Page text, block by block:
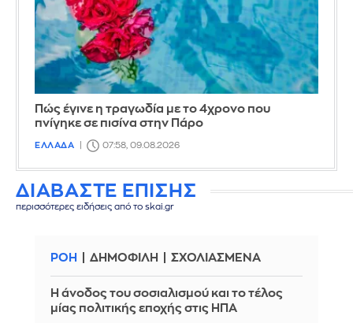
Πώς έγινε η τραγωδία με το 4χρονο που
πνίγηκε σε πισίνα στην Πάρο
ΕΛΛΑΔΑ 07:58, 09.08.2026
ΔΙΑΒΑΣΤΕ ΕΠΙΣΗΣ
περισσότερες ειδήσεις από το skai.gr
ΡΟΗ ΔΗΜΟΦΙΛΗ ΣΧΟΛΙΑΣΜΕΝΑ
Η άνοδος του σοσιαλισμού και το τέλος
μίας πολιτικής εποχής στις ΗΠΑ